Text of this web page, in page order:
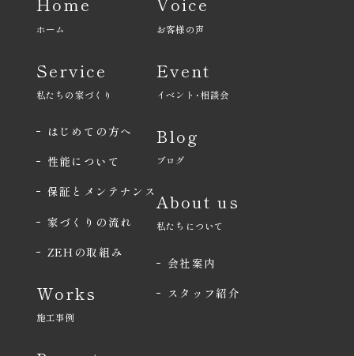
ホーム
Service
私たちの家づくり
はじめての方へ
性能について
保証とメンテナンス
家づくりの流れ
ZEHの取組み
Works
施工事例
お客様の声
Event
イベント･相談会
Blog
ブログ
About us
私たちについて
会社案内
スタッフ紹介